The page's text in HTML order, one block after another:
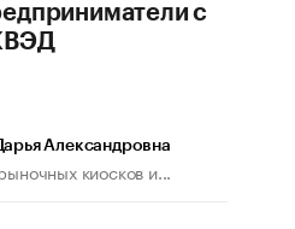
с
Александровна
киосков и...